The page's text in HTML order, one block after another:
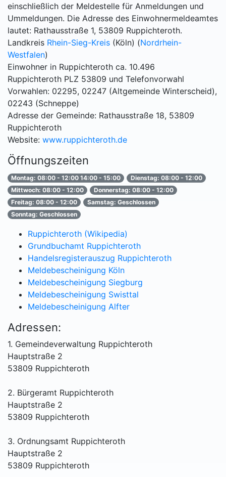
einschließlich der Meldestelle für Anmeldungen und
Ummeldungen. Die Adresse des Einwohnermeldeamtes
lautet: Rathausstraße 1, 53809 Ruppichteroth.
Landkreis Rhein-Sieg-Kreis (Köln) (Nordrhein-
Westfalen)
Einwohner in Ruppichteroth ca. 10.496
Ruppichteroth PLZ 53809 und Telefonvorwahl
Vorwahlen: 02295, 02247 (Altgemeinde Winterscheid),
02243 (Schneppe)
Adresse der Gemeinde: Rathausstraße 18, 53809
Ruppichteroth
Website: www.ruppichteroth.de
Öffnungszeiten
Montag: 08:00 - 12:00 14:00 - 15:00
Dienstag: 08:00 - 12:00
Mittwoch: 08:00 - 12:00
Donnerstag: 08:00 - 12:00
Freitag: 08:00 - 12:00
Samstag: Geschlossen
Sonntag: Geschlossen
Ruppichteroth (Wikipedia)
Grundbuchamt Ruppichteroth
Handelsregisterauszug Ruppichteroth
Meldebescheinigung Köln
Meldebescheinigung Siegburg
Meldebescheinigung Swisttal
Meldebescheinigung Alfter
Adressen:
1. Gemeindeverwaltung Ruppichteroth
Hauptstraße 2
53809 Ruppichteroth
2. Bürgeramt Ruppichteroth
Hauptstraße 2
53809 Ruppichteroth
3. Ordnungsamt Ruppichteroth
Hauptstraße 2
53809 Ruppichteroth